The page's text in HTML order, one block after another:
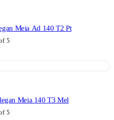
Meia Ad 140 T2 Pt
5
Meia 140 T3 Mel
5